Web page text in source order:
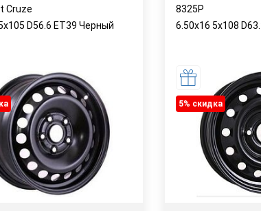
Cruze
D56.6 ET39 Черный
8325P
6.50x16 5x108
5% cкидка